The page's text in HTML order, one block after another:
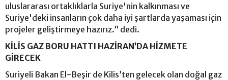
uluslararası ortaklıklarla Suriye'nin kalkınması ve
Suriye'deki insanların çok daha iyi şartlarda yaşaması için
projeler geliştirmeye hazırız.” dedi.
KİLİS GAZ BORU HATTI HAZİRAN’DA HİZMETE
GİRECEK
Suriyeli Bakan El-Beşir de Kilis’ten gelecek olan doğal gaz